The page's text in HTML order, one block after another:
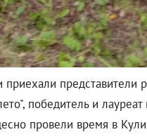
победитель и
провели время в